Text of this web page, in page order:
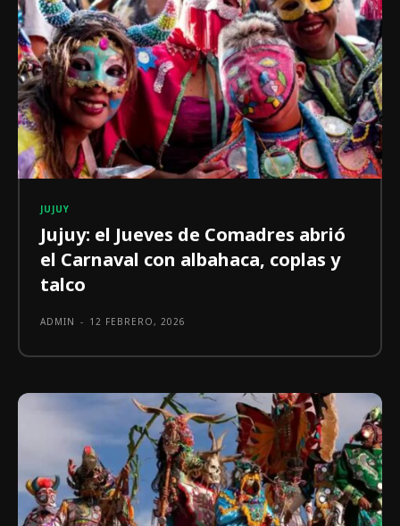
JUJUY
Jujuy: el Jueves de Comadres abrió
el Carnaval con albahaca, coplas y
talco
ADMIN - 12 FEBRERO, 2026